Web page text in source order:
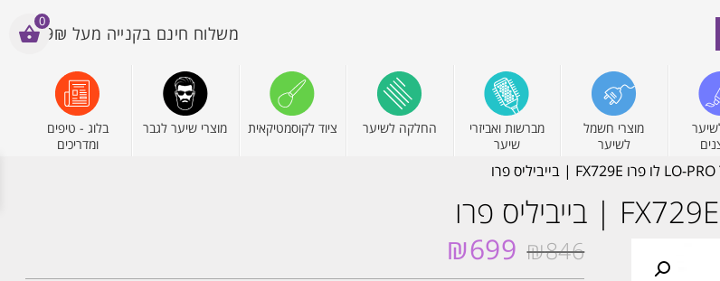
משלוח חינם בקנייה מעל 199₪
מוצרי חשמל
לשיער
מברשות ואביזרי
שיער
החלקה לשיער ציוד לקוסמטיקאית מוצרי שיער לגבר
בלוג - טיפים
ומדריכים
₪846
המחיר
₪699
0